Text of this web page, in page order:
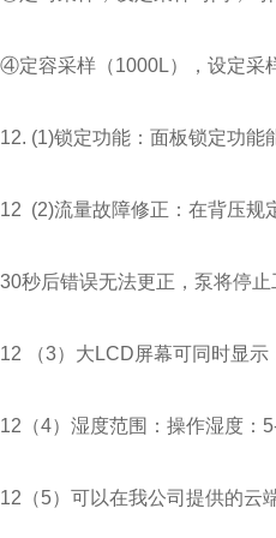
④定容采样（1000L），设定采
12. (1)锁定功能：面板锁定功能
12 (2)流量故障修正：在背压规
30秒后错误无法更正，泵将停止
12 （3）大LCD屏幕可同时显
12（4）湿度范围：操作湿度：
12（5）可以在我公司提供的云